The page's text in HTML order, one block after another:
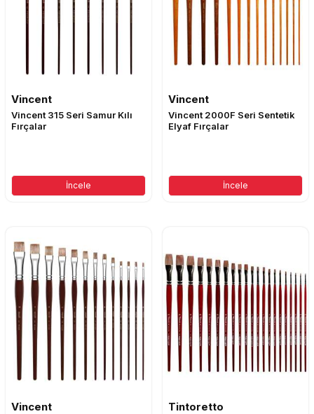
Vincent
Vincent 315 Seri Samur Kılı
Fırçalar
İncele
Vincent
Vincent 2000F Seri Sentetik
Elyaf Fırçalar
İncele
Vincent Tintoretto